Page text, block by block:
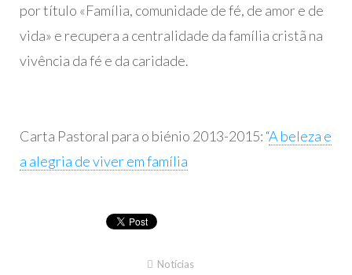
por título «Família, comunidade de fé, de amor e de
vida» e recupera a centralidade da família cristã na
vivência da fé e da caridade.
Carta Pastoral para o biénio 2013-2015: “A beleza e
a alegria de viver em família
Notícias